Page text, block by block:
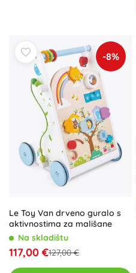
-8%
Le Toy Van drveno guralo s
aktivnostima za mališane
Na skladištu
117,00 €127,00 €